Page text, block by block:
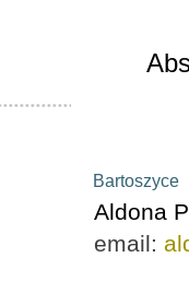
Bartoszyce
Aldona
email: